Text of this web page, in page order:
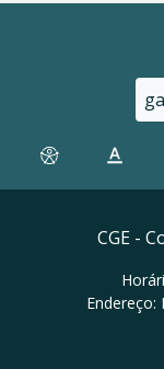
CGE -
Endereço: